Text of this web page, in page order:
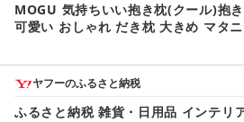
MOGU 気持ちいい抱き枕(クール)抱
可愛い おしゃれ だき枕 大きめ マタ
い ロング 洗える 横向き 妊婦 夏 妊
ギフト 男性 女性 三木市 おすすめ 人
ヤフーのふるさと納税
ふるさと納税 雑貨・日用品 インテリ